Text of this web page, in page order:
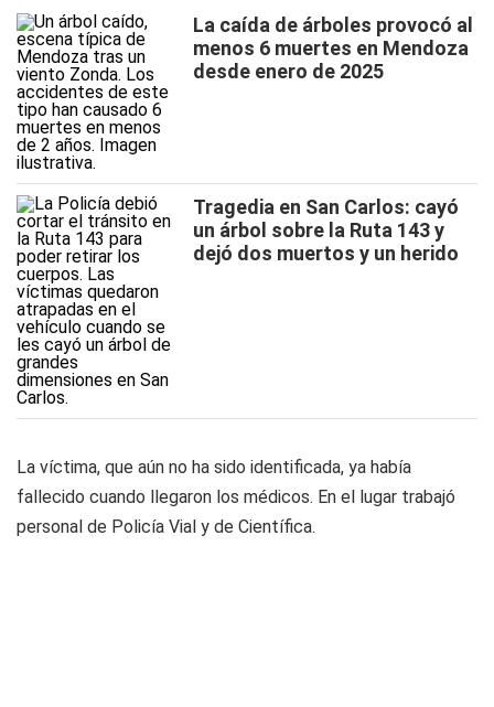
La caída de árboles provocó al
menos 6 muertes en Mendoza
desde enero de 2025
Tragedia en San Carlos: cayó
un árbol sobre la Ruta 143 y
dejó dos muertos y un herido
La víctima, que aún no ha sido identificada, ya había
fallecido cuando llegaron los médicos. En el lugar trabajó
personal de Policía Vial y de Científica.